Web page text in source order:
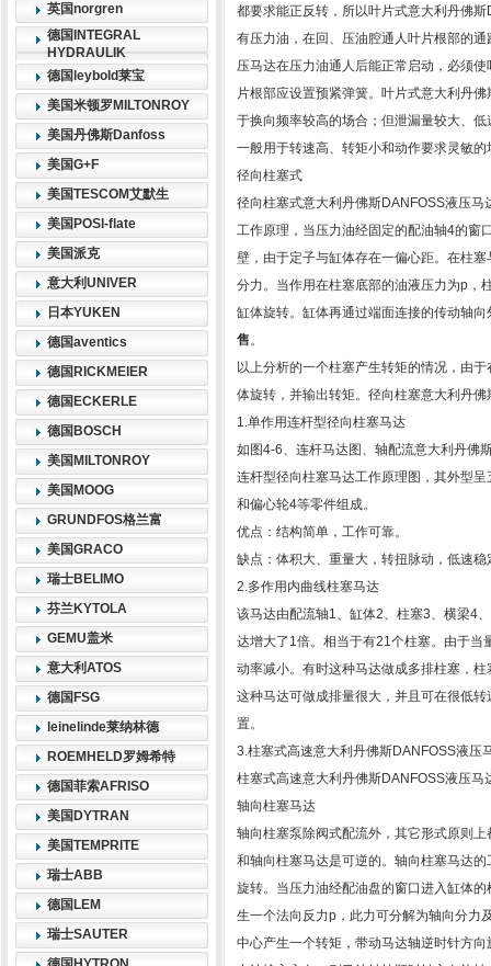
英国norgren
德国INTEGRAL
HYDRAULIK
德国leybold莱宝
美国米顿罗MILTONROY
美国丹佛斯Danfoss
美国G+F
美国TESCOM艾默生
美国POSI-flate
美国派克
意大利UNIVER
日本YUKEN
德国aventics
德国RICKMEIER
德国ECKERLE
德国BOSCH
美国MILTONROY
美国MOOG
GRUNDFOS格兰富
美国GRACO
瑞士BELIMO
芬兰KYTOLA
GEMU盖米
意大利ATOS
德国FSG
leinelinde莱纳林德
ROEMHELD罗姆希特
德国菲索AFRISO
美国DYTRAN
美国TEMPRITE
瑞士ABB
德国LEM
瑞士SAUTER
都要求能正反转，所以叶片式意大利丹佛
有压力油，在回、压油腔通人叶片根部的
压马达在压力油通人后能正常启动，必须
片根部应设置预紧弹簧。叶片式意大利丹
于换向频率较高的场合；但泄漏量较大、
一般用于转速高、转矩小和动作要求灵敏的
径向柱塞式
径向柱塞式意大利丹佛斯DANFOSS液压马
工作原理，当压力油经固定的配油轴4的窗
壁，由于定子与缸体存在一偏心距。在柱
分力。当作用在柱塞底部的油液压力为p，
缸体旋转。缸体再通过端面连接的传动轴
售。
以上分析的一个柱塞产生转矩的情况，由
体旋转，并输出转矩。径向柱塞意大利丹
1.单作用连杆型径向柱塞马达
如图4-6、连杆马达图、轴配流意大利丹佛
连杆型径向柱塞马达工作原理图，其外型
和偏心轮4等零件组成。
优点：结构简单，工作可靠。
缺点：体积大、重量大，转扭脉动，低速稳
2.多作用内曲线柱塞马达
该马达由配流轴1、缸体2、柱塞3、横梁4
达增大了1倍。相当于有21个柱塞。由于当
动率减小。有时这种马达做成多排柱塞，
这种马达可做成排量很大，并且可在很低
置。
3.柱塞式高速意大利丹佛斯DANFOSS液压
柱塞式高速意大利丹佛斯DANFOSS液压马
轴向柱塞马达
轴向柱塞泵除阀式配流外，其它形式原则
和轴向柱塞马达是可逆的。轴向柱塞马达
旋转。当压力油经配油盘的窗口进入缸体
生一个法向反力p，此力可分解为轴向分力
中心产生一个转矩，带动马达轴逆时针方